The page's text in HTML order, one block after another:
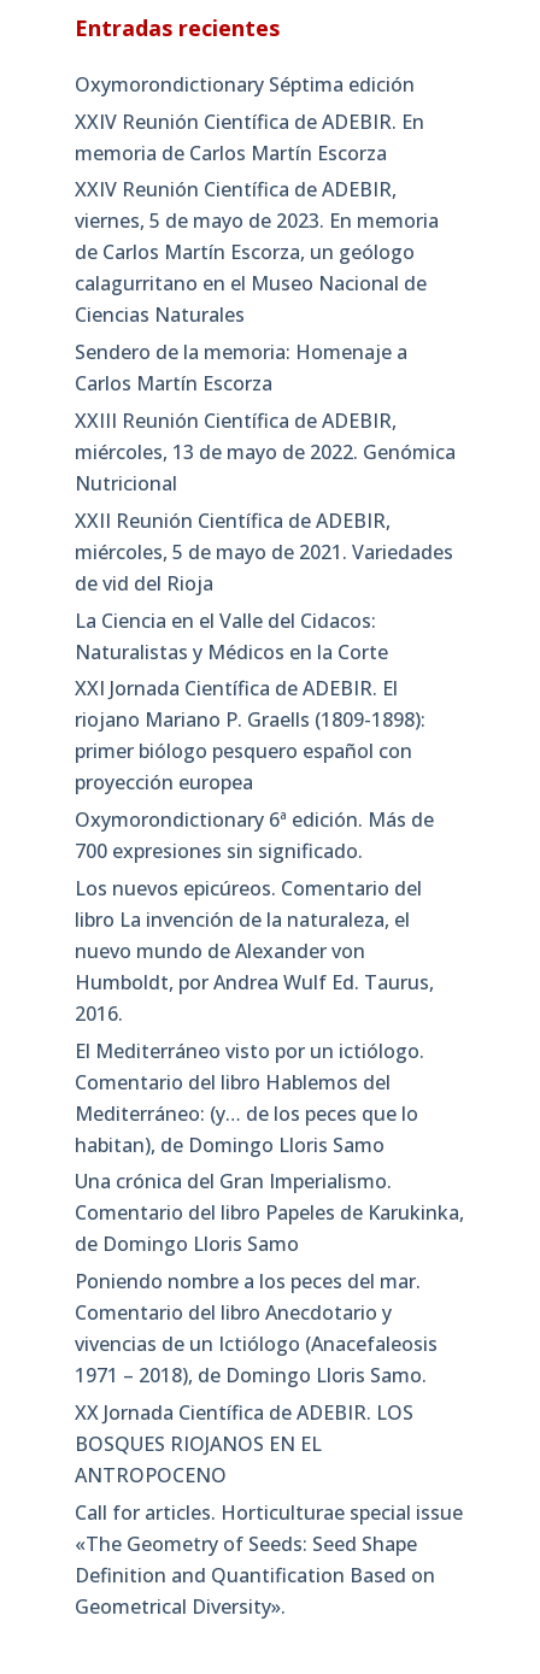
Entradas recientes
Oxymorondictionary Séptima edición
XXIV Reunión Científica de ADEBIR. En
memoria de Carlos Martín Escorza
XXIV Reunión Científica de ADEBIR,
viernes, 5 de mayo de 2023. En memoria
de Carlos Martín Escorza, un geólogo
calagurritano en el Museo Nacional de
Ciencias Naturales
Sendero de la memoria: Homenaje a
Carlos Martín Escorza
XXIII Reunión Científica de ADEBIR,
miércoles, 13 de mayo de 2022. Genómica
Nutricional
XXII Reunión Científica de ADEBIR,
miércoles, 5 de mayo de 2021. Variedades
de vid del Rioja
La Ciencia en el Valle del Cidacos:
Naturalistas y Médicos en la Corte
XXI Jornada Científica de ADEBIR. El
riojano Mariano P. Graells (1809-1898):
primer biólogo pesquero español con
proyección europea
Oxymorondictionary 6ª edición. Más de
700 expresiones sin significado.
Los nuevos epicúreos. Comentario del
libro La invención de la naturaleza, el
nuevo mundo de Alexander von
Humboldt, por Andrea Wulf Ed. Taurus,
2016.
El Mediterráneo visto por un ictiólogo.
Comentario del libro Hablemos del
Mediterráneo: (y… de los peces que lo
habitan), de Domingo Lloris Samo
Una crónica del Gran Imperialismo.
Comentario del libro Papeles de Karukinka,
de Domingo Lloris Samo
Poniendo nombre a los peces del mar.
Comentario del libro Anecdotario y
vivencias de un Ictiólogo (Anacefaleosis
1971 – 2018), de Domingo Lloris Samo.
XX Jornada Científica de ADEBIR. LOS
BOSQUES RIOJANOS EN EL
ANTROPOCENO
Call for articles. Horticulturae special issue
«The Geometry of Seeds: Seed Shape
Definition and Quantification Based on
Geometrical Diversity»​.